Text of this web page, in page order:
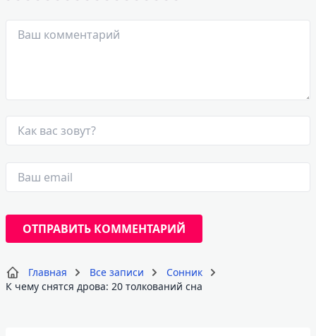
Главная Все записи
Сонник
К чему снятся дрова: 20 толкований сна